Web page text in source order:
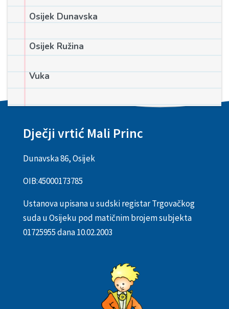
Osijek Dunavska
Osijek Ružina
Vuka
Dječji vrtić Mali Princ
Dunavska 86, Osijek
OIB:45000173785
Ustanova upisana u sudski registar Trgovačkog
suda u Osijeku pod matičnim brojem subjekta
01725955 dana 10.02.2003